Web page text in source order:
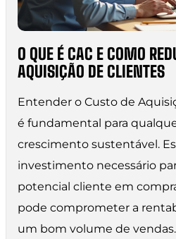
O QUE É CAC E COMO
AQUISIÇÃO DE CLIENTES
Entender o Custo de
é fundamental para
crescimento sustentável.
investimento necessário
potencial cliente em
pode comprometer a
um bom volume de vendas.